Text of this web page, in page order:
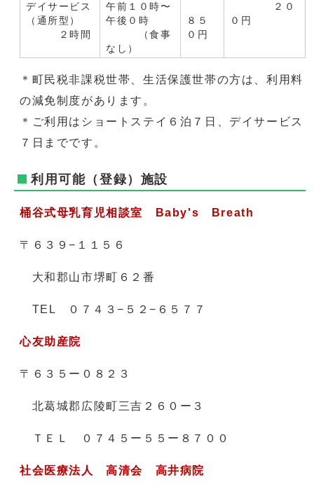
デイサービス
（通所型）
２時間
午前１０時〜
午後０時
（食事
なし）
８５
０円
２０
０円
＊町民税非課税世帯、生活保護世帯の方は、利用料
の減免制度があります。
＊ご利用はショートステイ６泊７日、デイサービス
７日までです。
利用可能（登録）施設
桶谷式母乳育児相談室 Baby's Breath
〒６３９−１１５６
大和郡山市堺町６２番
TEL ０７４３−５２−６５７７
心友助産院
〒６３５ー０８２３
北葛城郡広陵町三吉２６０ー３
ＴＥＬ ０７４５ー５５ー８７００
社会医療法人 高清会 高井病院